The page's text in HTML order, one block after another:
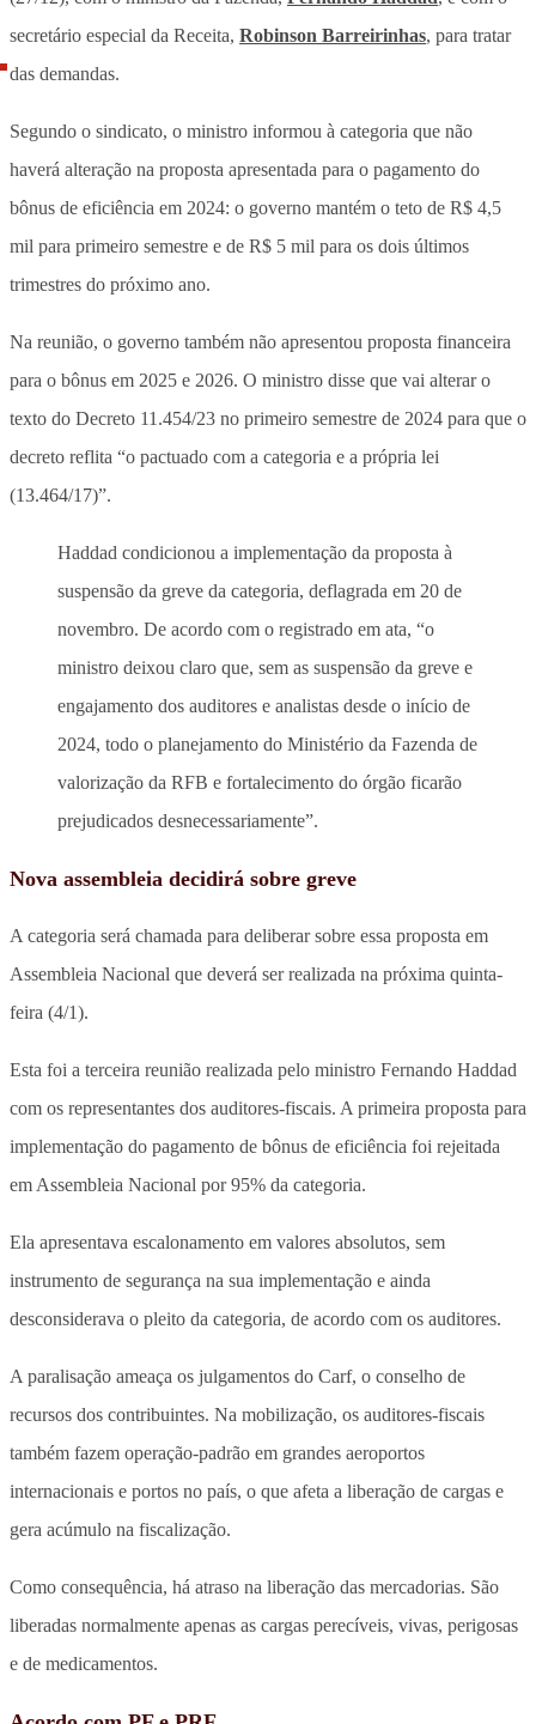
secretário especial da Receita, Robinson Barreirinhas, para tratar
das demandas.
Segundo o sindicato, o ministro informou à categoria que não
haverá alteração na proposta apresentada para o pagamento do
bônus de eficiência em 2024: o governo mantém o teto de R$ 4,5
mil para primeiro semestre e de R$ 5 mil para os dois últimos
trimestres do próximo ano.
Na reunião, o governo também não apresentou proposta financeira
para o bônus em 2025 e 2026. O ministro disse que vai alterar o
texto do Decreto 11.454/23 no primeiro semestre de 2024 para que o
decreto reflita “o pactuado com a categoria e a própria lei
(13.464/17)”.
Haddad condicionou a implementação da proposta à
suspensão da greve da categoria, deflagrada em 20 de
novembro. De acordo com o registrado em ata, “o
ministro deixou claro que, sem as suspensão da greve e
engajamento dos auditores e analistas desde o início de
2024, todo o planejamento do Ministério da Fazenda de
valorização da RFB e fortalecimento do órgão ficarão
prejudicados desnecessariamente”.
Nova assembleia decidirá sobre greve
A categoria será chamada para deliberar sobre essa proposta em
Assembleia Nacional que deverá ser realizada na próxima quinta-
feira (4/1).
Esta foi a terceira reunião realizada pelo ministro Fernando Haddad
com os representantes dos auditores-fiscais. A primeira proposta para
implementação do pagamento de bônus de eficiência foi rejeitada
em Assembleia Nacional por 95% da categoria.
Ela apresentava escalonamento em valores absolutos, sem
instrumento de segurança na sua implementação e ainda
desconsiderava o pleito da categoria, de acordo com os auditores.
A paralisação ameaça os julgamentos do Carf, o conselho de
recursos dos contribuintes. Na mobilização, os auditores-fiscais
também fazem operação-padrão em grandes aeroportos
internacionais e portos no país, o que afeta a liberação de cargas e
gera acúmulo na fiscalização.
Como consequência, há atraso na liberação das mercadorias. São
liberadas normalmente apenas as cargas perecíveis, vivas, perigosas
e de medicamentos.